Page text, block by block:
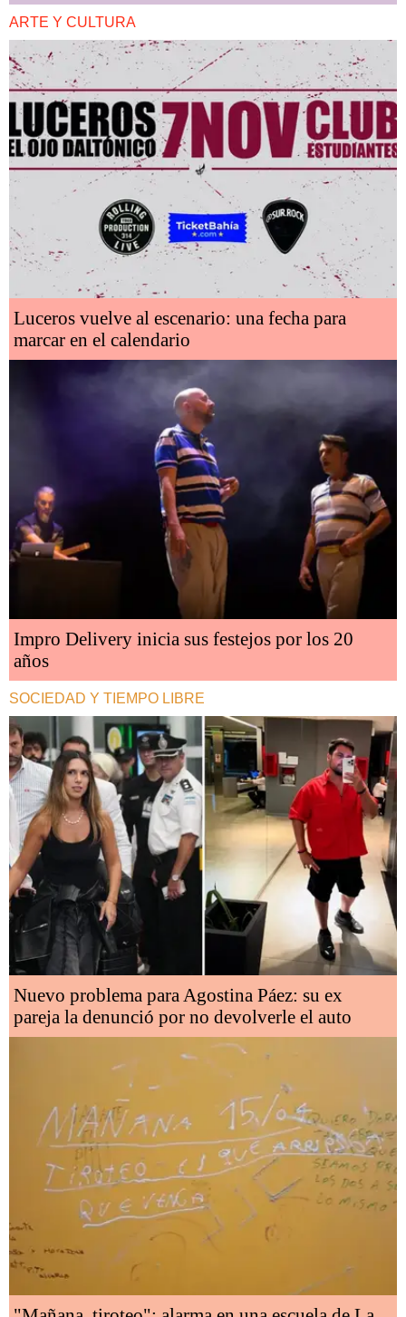
ARTE Y CULTURA
Luceros vuelve al escenario: una fecha para
marcar en el calendario
Impro Delivery inicia sus festejos por los 20
años
SOCIEDAD Y TIEMPO LIBRE
Nuevo problema para Agostina Páez: su ex
pareja la denunció por no devolverle el auto